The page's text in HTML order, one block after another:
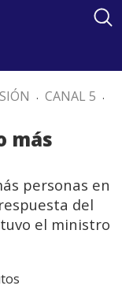
. CANAL 5 .
más
personas en
del
el ministro